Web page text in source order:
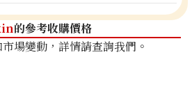
的參考收購價格
場變動，詳情請查詢我們。